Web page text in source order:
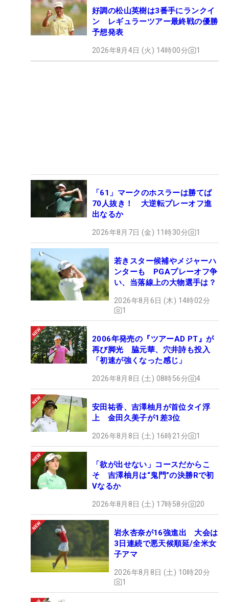
好調の松山英樹は3番手にランクイ
ン レギュラーツアー最終戦の優勝
予想発表
2026年8月4日 (火) 14時00分 1
「61」マークのホスラーは勝てば
70人抜き！ 大逆転プレーオフ進
出なるか
2026年8月7日 (金) 11時30分 1
若きスター候補やメジャーハ
ンターも PGAプレーオフ争
い、当落線上の大物選手は？
2026年8月6日 (木) 14時02分
1
2006年発売の『ツアーAD PT』が
再び脚光 脇元華、穴井詩も投入
「初速が強くなった感じ」
2026年8月8日 (土) 08時56分 4
安田祐香、吉澤柚月が首位タイ浮
上 金田久美子が1差3位
2026年8月8日 (土) 16時21分 1
「欲が出せない」コースだからこ
そ 吉澤柚月は“鬼門”の決勝Rで初
Vなるか
2026年8月8日 (土) 17時58分 20
岩永杏奈が16強進出 大会は
3日連続で悪天候順延/全米女
子アマ
2026年8月8日 (土) 10時20分
1